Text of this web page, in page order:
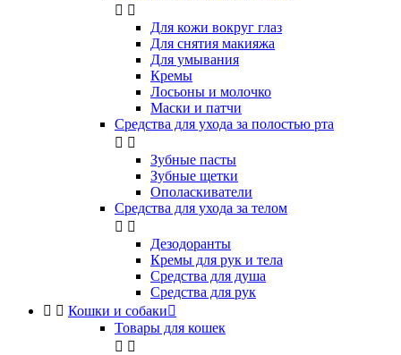
 
Для кожи вокруг глаз
Для снятия макияжа
Для умывания
Кремы
Лосьоны и молочко
Маски и патчи
Средства для ухода за полостью рта
 
Зубные пасты
Зубные щетки
Ополаскиватели
Средства для ухода за телом
 
Дезодоранты
Кремы для рук и тела
Средства для душа
Средства для рук
  Кошки и собаки
Товары для кошек
 